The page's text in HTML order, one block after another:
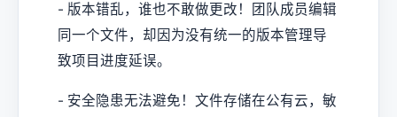
- 版本错乱，谁也不敢做更改！团队成员编辑
同一个文件，却因为没有统一的版本管理导
致项目进度延误。
- 安全隐患无法避免！文件存储在公有云，敏